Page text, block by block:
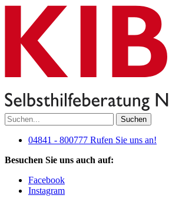
Suchen
04841 - 800777 Rufen Sie uns an!
Besuchen Sie uns auch auf:
Facebook
Instagram